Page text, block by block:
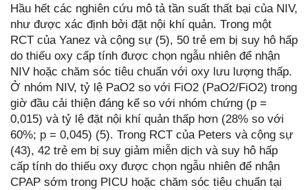
Hầu hết các nghiên cứu mô tả tần suất thất bại của NIV,
như được xác định bởi đặt nội khí quản. Trong một
RCT của Yanez và cộng sự (5), 50 trẻ em bị suy hô hấp
do thiếu oxy cấp tính được chọn ngẫu nhiên để nhận
NIV hoặc chăm sóc tiêu chuẩn với oxy lưu lượng thấp.
Ở nhóm NIV, tỷ lệ PaO2 so với FiO2 (PaO2/FiO2) trong
giờ đầu cải thiện đáng kể so với nhóm chứng (p =
0,015) và tỷ lệ đặt nội khí quản thấp hơn (28% so với
60%; p = 0,045) (5). Trong RCT của Peters và cộng sự
(43), 42 trẻ em bị suy giảm miễn dịch và suy hô hấp
cấp tính do thiếu oxy được chọn ngẫu nhiên để nhận
CPAP sớm trong PICU hoặc chăm sóc tiêu chuẩn tại